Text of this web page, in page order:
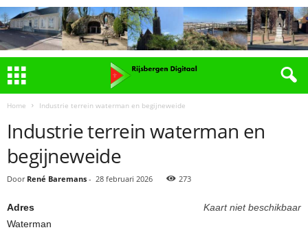
Home Industrie terrein waterman en begijneweide
Industrie terrein waterman en
begijneweide
Door René Baremans - 28 februari 2026 273
Kaart niet beschikbaar
Adres
Waterman